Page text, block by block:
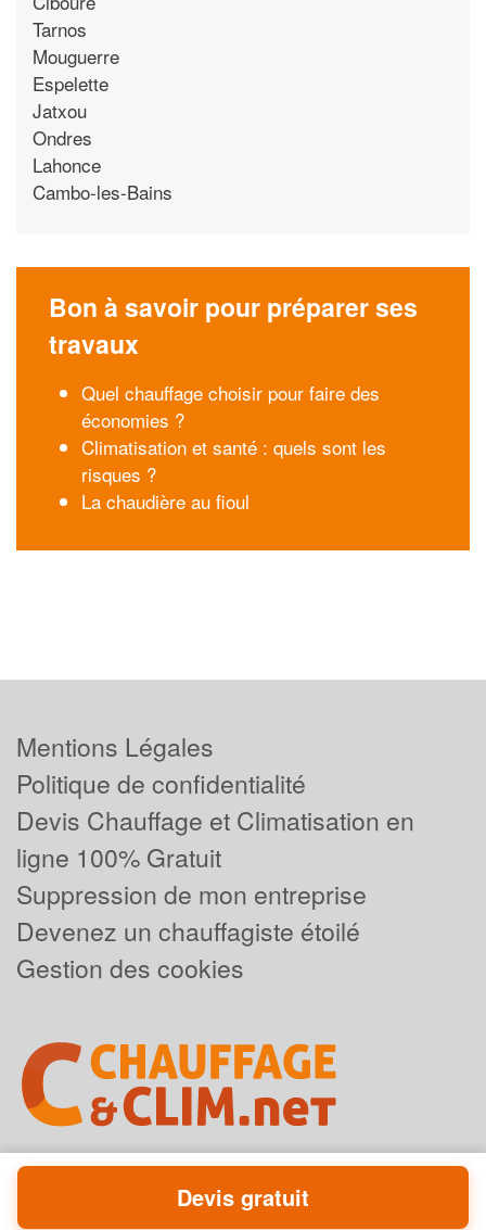
Tarnos
Mouguerre
Espelette
Jatxou
Ondres
Lahonce
Cambo-les-Bains
Bon à savoir pour préparer ses
travaux
Quel chauffage choisir pour faire des
économies ?
Climatisation et santé : quels sont les
risques ?
La chaudière au fioul
Mentions Légales
Politique de confidentialité
Devis Chauffage et Climatisation en
ligne 100% Gratuit
Suppression de mon entreprise
Devenez un chauffagiste étoilé
Gestion des cookies
Powered byPlus que pro
Devis gratuit